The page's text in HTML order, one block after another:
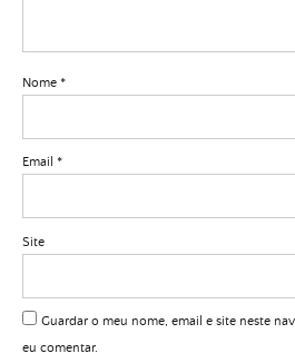
Nome *
Email *
Site
Guardar o meu nome, email e site neste
eu comentar.